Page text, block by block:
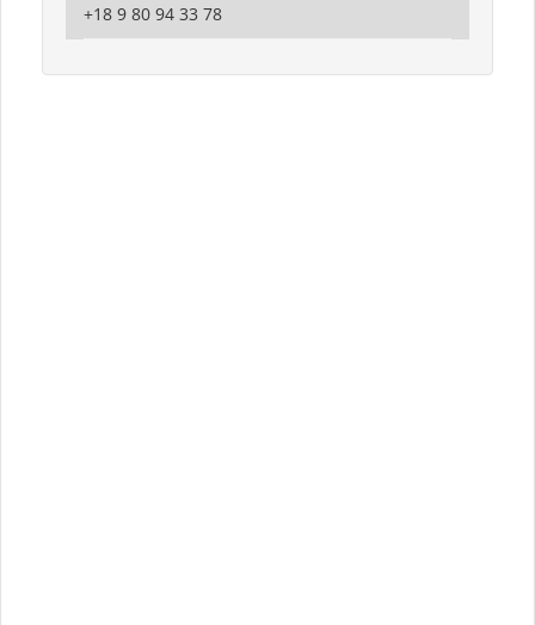
+18 9 80 94 33 78